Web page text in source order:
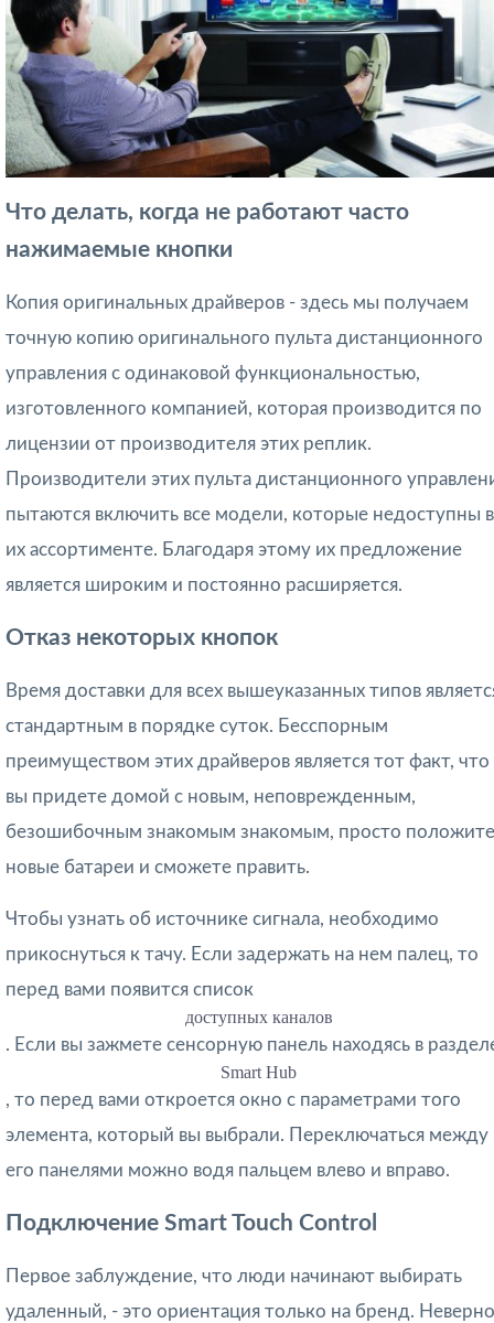
Что делать, когда не работают часто
нажимаемые кнопки
Копия оригинальных драйверов - здесь мы получаем
точную копию оригинального пульта дистанционного
управления с одинаковой функциональностью,
изготовленного компанией, которая производится по
лицензии от производителя этих реплик.
Производители этих пульта дистанционного
пытаются включить все модели, которые недоступны в
их ассортименте. Благодаря этому их предложение
является широким и постоянно расширяется.
Отказ некоторых кнопок
Время доставки для всех вышеуказанных типов
стандартным в порядке суток. Бесспорным
преимуществом этих драйверов является тот факт, что
вы придете домой с новым, неповрежденным,
безошибочным знакомым знакомым, просто положите
новые батареи и сможете править.
Чтобы узнать об источнике сигнала, необходимо
прикоснуться к тачу. Если задержать на нем палец, то
перед вами появится список
доступных каналов
. Если вы зажмете сенсорную панель находясь в
Smart Hub
, то перед вами откроется окно с параметрами того
элемента, который вы выбрали. Переключаться между
его панелями можно водя пальцем влево и вправо.
Подключение Smart Touch Control
Первое заблуждение, что люди начинают выбирать
удаленный, - это ориентация только на бренд.